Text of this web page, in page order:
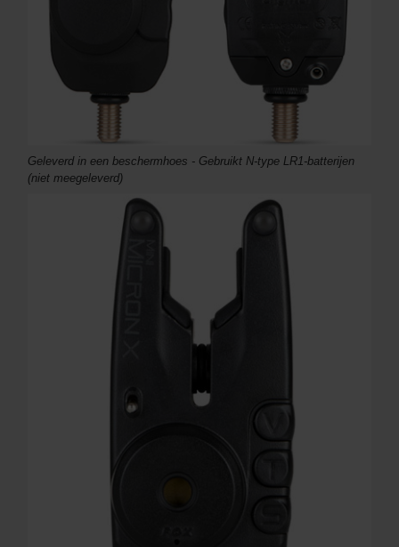
Geleverd in een beschermhoes - Gebruikt N-type LR1-batterijen
(niet meegeleverd)